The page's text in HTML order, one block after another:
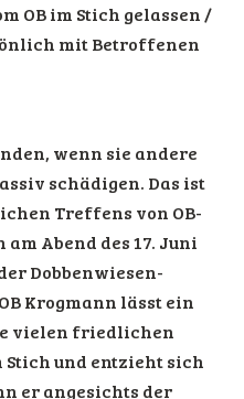
OB im Stich gelassen /
mit Betroffenen
wenn sie andere
schädigen. Das ist
Treffens von OB-
Abend des 17. Juni
Dobbenwiesen-
Krogmann lässt ein
vielen friedlichen
Stich und entzieht sich
er angesichts der